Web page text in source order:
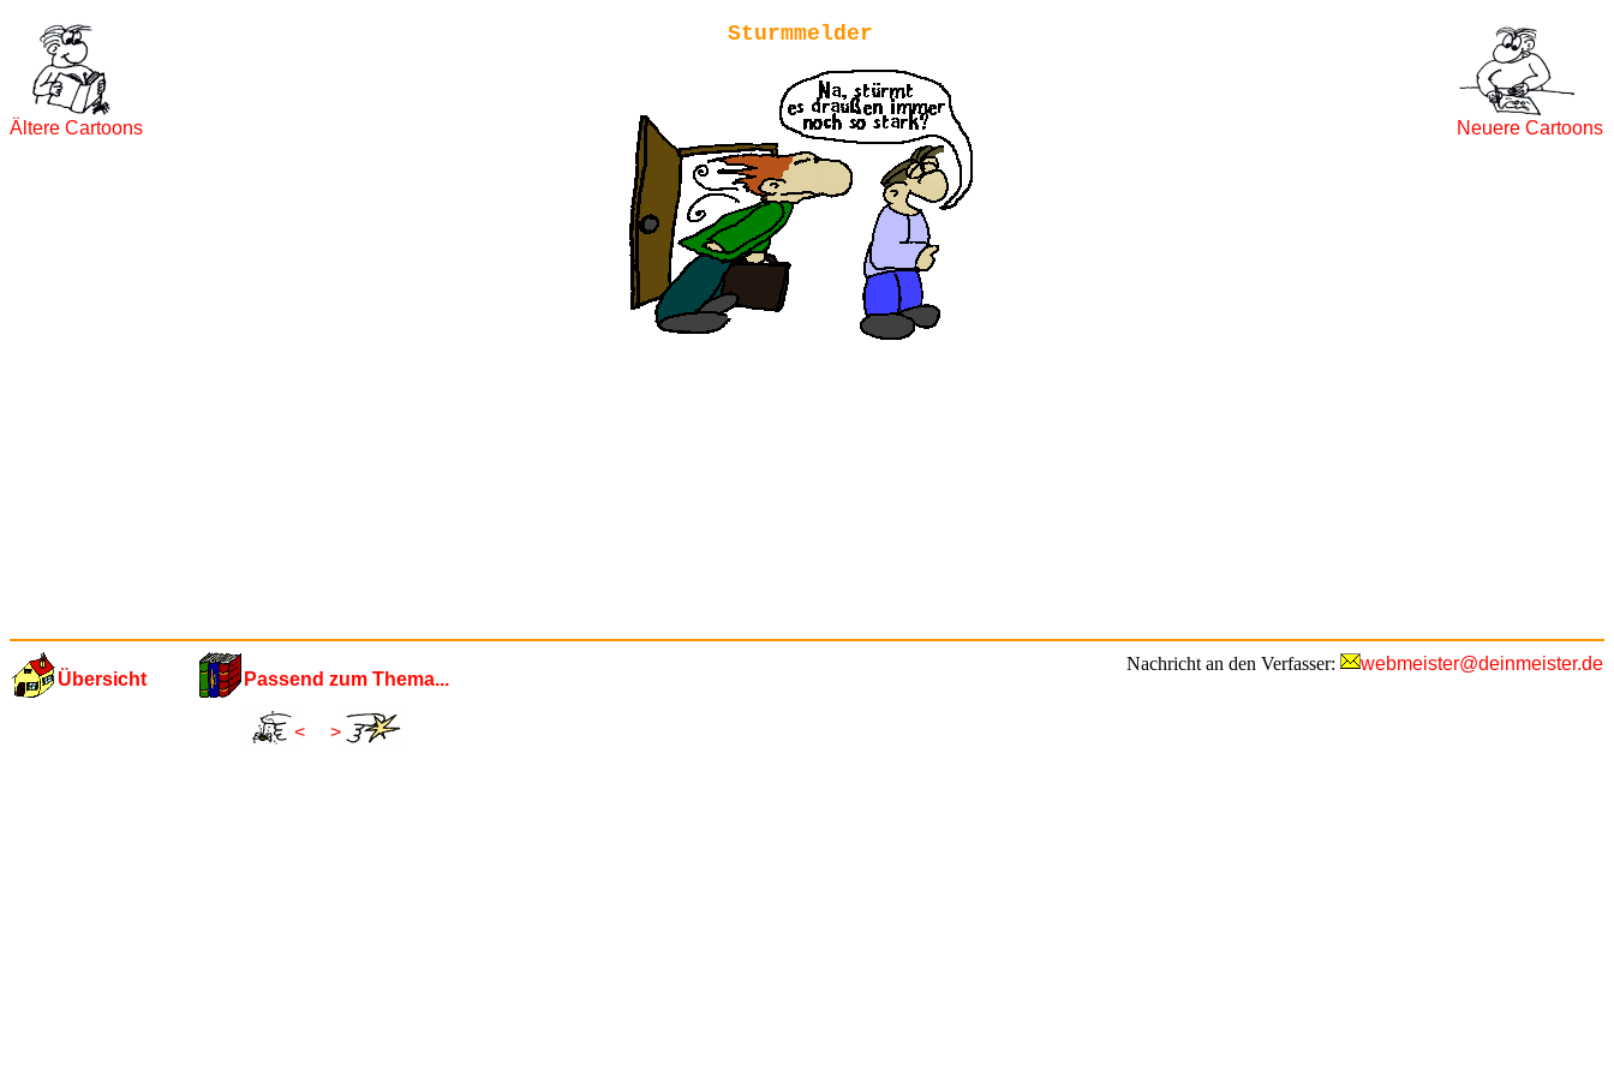
Ältere Cartoons Neuere Cartoons
Sturmmelder
Nachricht an den Verfasser: webmeister@deinmeister.de
Übersicht Passend zum Thema...
< >